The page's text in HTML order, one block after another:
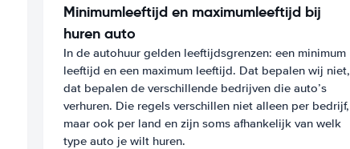
Minimumleeftijd en maximumleeftijd bij
huren auto
In de autohuur gelden leeftijdsgrenzen: een minimum
leeftijd en een maximum leeftijd. Dat bepalen wij niet,
dat bepalen de verschillende bedrijven die auto’s
verhuren. Die regels verschillen niet alleen per bedrijf,
maar ook per land en zijn soms afhankelijk van welk
type auto je wilt huren.